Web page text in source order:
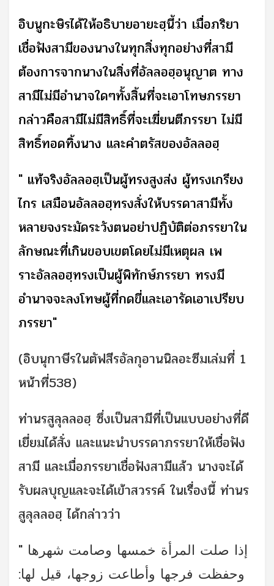
อิบนูกะษิรได้ให้อธิบายอายะฮฺนี้ว่า เมื่อภริยา
เชื่อฟังสามีของนางในทุกสิ่งทุกอย่างที่สามี
ต้องการจากนางในสิ่งที่อัลลอฮฺอนุญาต ทาง
สามีไม่มีอำนาจใดๆทั้งสิ้นที่จะเอาโทษภรรยา
กล่าวคือสามีไม่มีสิทธิ์ที่จะเฆี่ยนตีภรรยา ไม่มี
สิทธิ์ทอดทิ้งนาง และคำตรัสของอัลลอฮฺ
" แท้จริงอัลลอฮฺเป็นผู้ทรงสูงส่ง ผู้ทรงเกรียง
ไกร เสมือนอัลลอฮฺทรงสั่งให้บรรดาสามีทั้ง
หลายจงระมัดระวังตนอย่าปฏิบัติต่อภรรยาใน
ลักษณะที่เกินขอบเขตโดยไม่มีเหตุผล เพ
ราะอัลลอฮฺทรงเป็นผู้พิทักษ์ภรรยา ทรงมี
อำนาจจะลงโทษผู้ที่กดขี่และเอารัดเอาเปรียบ
ภรรยา"
(อิบนุกาษีรในตัฟสีรอัลกุอานนิลอะซีมเล่มที่ 1
หน้าที่538)
ท่านรสูลุลลอฮฺ ซึ่งเป็นสามีที่เป็นแบบอย่างที่ดี
เยี่ยมได้สั่ง และแนะนำบรรดาภรรยาให้เชื่อฟัง
สามี และเมื่อภรรยาเชื่อฟังสามีแล้ว นางจะได้
รับผลบุญและจะได้เข้าสวรรค์ ในเรื่องนี้ ท่านร
สูลุลลอฮฺ ได้กล่าวว่า
" إذا صلت المرأة خمسها وصامت شهرها
وحفظت فرجها وأطاعت زوجها، قيل لها: